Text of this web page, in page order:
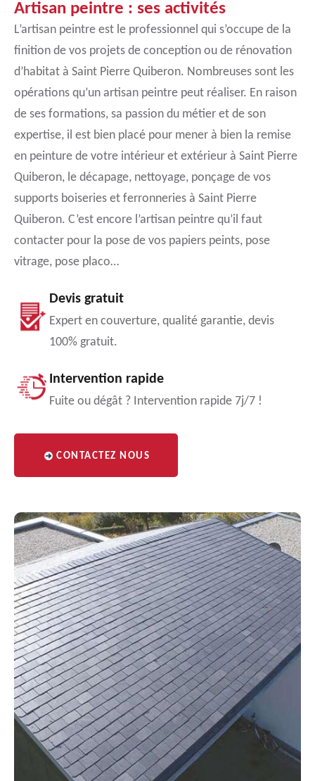
Artisan peintre : ses activités
L’artisan peintre est le professionnel qui s’occupe de la
finition de vos projets de conception ou de rénovation
d’habitat à Saint Pierre Quiberon. Nombreuses sont les
opérations qu’un artisan peintre peut réaliser. En raison
de ses formations, sa passion du métier et de son
expertise, il est bien placé pour mener à bien la remise
en peinture de votre intérieur et extérieur à Saint Pierre
Quiberon, le décapage, nettoyage, ponçage de vos
supports boiseries et ferronneries à Saint Pierre
Quiberon. C’est encore l’artisan peintre qu’il faut
contacter pour la pose de vos papiers peints, pose
vitrage, pose placo…
Devis gratuit
Expert en couverture, qualité garantie, devis
100% gratuit.
Intervention rapide
Fuite ou dégât ? Intervention rapide 7j/7 !
CONTACTEZ NOUS